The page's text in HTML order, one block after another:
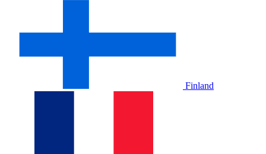
Finland